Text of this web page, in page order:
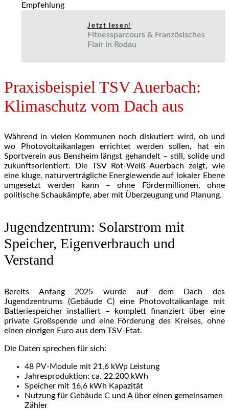
Empfehlung
Jetzt lesen!
Fitnessparcours & Französisches
Flair in Rodau
Praxisbeispiel TSV Auerbach:
Klimaschutz vom Dach aus
Während in vielen Kommunen noch diskutiert wird, ob und
wo Photovoltaikanlagen errichtet werden sollen, hat ein
Sportverein aus Bensheim längst gehandelt – still, solide und
zukunftsorientiert. Die TSV Rot-Weiß Auerbach zeigt, wie
eine kluge, naturverträgliche Energiewende auf lokaler Ebene
umgesetzt werden kann – ohne Fördermillionen, ohne
politische Schaukämpfe, aber mit Überzeugung und Planung.
Jugendzentrum: Solarstrom mit
Speicher, Eigenverbrauch und
Verstand
Bereits Anfang 2025 wurde auf dem Dach des
Jugendzentrums (Gebäude C) eine Photovoltaikanlage mit
Batteriespeicher installiert – komplett finanziert über eine
private Großspende und eine Förderung des Kreises, ohne
einen einzigen Euro aus dem TSV-Etat.
Die Daten sprechen für sich:
48 PV-Module mit 21,6 kWp Leistung
Jahresproduktion: ca. 22.200 kWh
Speicher mit 16,6 kWh Kapazität
Nutzung für Gebäude C und A über einen gemeinsamen
Zähler